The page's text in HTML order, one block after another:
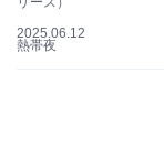
2025.06.12
熱帯夜